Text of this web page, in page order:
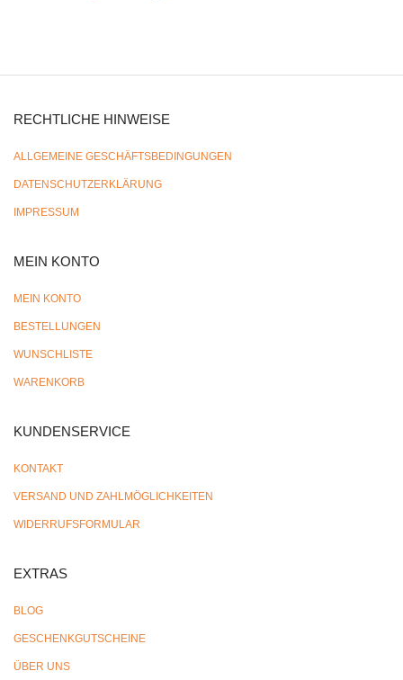
RECHTLICHE HINWEISE
ALLGEMEINE GESCHÄFTSBEDINGUNGEN
DATENSCHUTZERKLÄRUNG
IMPRESSUM
MEIN KONTO
MEIN KONTO
BESTELLUNGEN
WUNSCHLISTE
WARENKORB
KUNDENSERVICE
KONTAKT
VERSAND UND ZAHLMÖGLICHKEITEN
WIDERRUFSFORMULAR
EXTRAS
BLOG
GESCHENKGUTSCHEINE
ÜBER UNS